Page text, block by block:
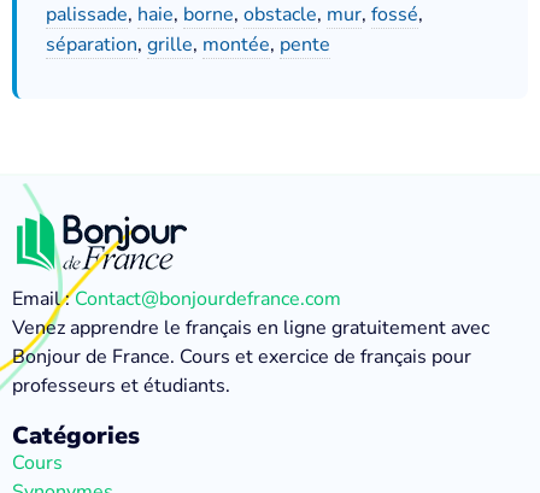
palissade, haie, borne, obstacle, mur, fossé,
séparation, grille, montée, pente
Email :Contact@bonjourdefrance.com
Venez apprendre le français en ligne gratuitement avec
Bonjour de France. Cours et exercice de français pour
professeurs et étudiants.
Catégories
Cours